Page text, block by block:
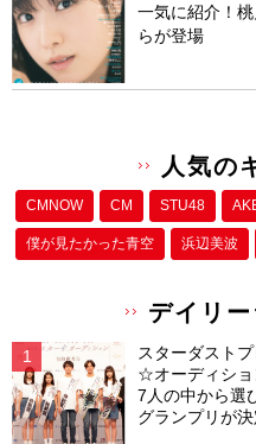
一気に紹介！
らが登場
人気の
CMNOW CM STU48
僕が⾒たかった⻘空 浜辺美波
デイリ
スターダスト
☆オーディショ
7人の中から選
グランプリが決